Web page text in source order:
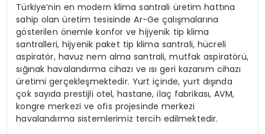
Türkiye’nin en modern klima santrali üretim hattına
sahip olan üretim tesisinde Ar-Ge çalışmalarına
gösterilen önemle konfor ve hijyenik tip klima
santralleri, hijyenik paket tip klima santrali, hücreli
aspiratör, havuz nem alma santrali, mutfak aspiratörü,
sığınak havalandırma cihazı ve ısı geri kazanım cihazı
üretimi gerçekleşmektedir. Yurt içinde, yurt dışında
çok sayıda prestijli otel, hastane, ilaç fabrikası, AVM,
kongre merkezi ve ofis projesinde merkezi
havalandırma sistemlerimiz tercih edilmektedir.